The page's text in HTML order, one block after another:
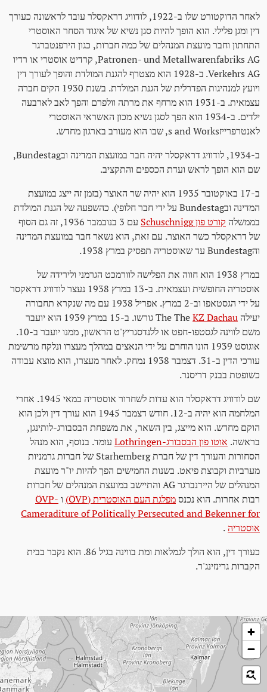
לאחר הדוקטורט שלו ב-1922, לודוויג דראקסלר עובד לראשונה כעורך
דין ומגן פלילי. הוא הופך להיות סגן נשיא של איגוד הסחר האוסטרי
התחתון וחבר מועצת המנהלים של כמה חברות, כגון הירפנטברגר
Patronen- und Metallwarenfabriks AG, קרדיט אוסטרי או רדיו
Verkehrs AG. ב-1928 הוא מצטרף להגנת המולדת והופך לעורך דין
ויועץ למנהיגות הפדרלית של הגנת המולדת. בשנת 1930 הקים חברה
עצמאית. ב-1931 הוא מרחף את מרתה וולפרם והפך לאב לארבעה
ילדים. ב-1934 הוא הפך לסגן נשיא מכון האשראי האוסטרי
לאנטרפרייזs and Works, שבו הוא מעורב בארגון מחדש.
ב-1934, לודוויג דראקסלר יהיה חבר במועצת המדינה ובBundestag,
שם הוא הופך לראש ועדת הכספים והתקציב.
ב-17 באוקטובר 1935 הוא יהיה שר האוצר (בזמן זה ייצג במועצת
המדינה ובBundestag על ידי חבר חלופי). כהשפעה של הגנת המולדת
בממשלה קורט פון Schuschnigg
עם 3 בנובמבר 1936, זה גם הסוף
של דראקסלר כשר האוצר. עם זאת, הוא נשאר חבר במועצת המדינה
והBundestag עד שאוסטריה תפסיק במרץ 1938.
במרץ 1938 הוא חווה את הפלישה לוורמכט הגרמני ולירידה של
אוסטריה החופשית ועצמאית. ב-13 במרץ 1938 נעצר לודוויג דראקסר
על ידי הגסטאפו וב-2 במרץ. אפריל 1938 עם מה שנקרא תחבורה
יעילה The TheKZ Dachau
גורשו. ב-15 במרץ 1939 הוא יועבר
משם לווינה לגסטפו-חפט או ללנדסגריץ'ט הראשון, ממנו יועבר ב-10.
אוגוסט 1939 הונו הוחרם על ידי הנאצים במהלך מעצרו ונלקח מרשימת
עורכי הדין ב-31. דצמבר 1938 נמחק. לאחר מעצרו, הוא מוצא עבודה
כשופטת בבנק דריסנר.
שם לודוויג דראקסלר הוא עדות לשחרור אוסטריה במאי 1945. אחרי
המלחמה הוא יהיה ב-12. חודש דצמבר 1945 הוא עורך דין ולכן הוא
הוקם מחדש. הוא מייצג, בין השאר, את משפחת הבסבורג-לותינגן,
בראשה. אוטו פון הבסבורג-Lothringen
עומד. בנוסף, הוא מנהל
הסחורות והעורך דין של חברת Starhemberg של חברות גרמניות
מערביות וקבוצת פיאט. בשנות החמישים הפך להיות יו"ר מועצת
המנהלים של היירנברגר AG והתיישב במועצת המנהלים של חברות
רבות אחרות. הוא נכנסמפלגת העם האוסטרית (ÖVP) ו ÖVP-
Cameraditure of Politically Persecuted and Bekenner for
אוסטריה.
כעורך דין, הוא הולך לגמלאות ומת בווינה בגיל 86. הוא נקבר בבית
הקברות גרינזינג'ר.
דלג על המפה